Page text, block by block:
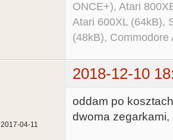
ONCE+), Atari
Atari 600XL (64kB),
(48kB),
2018-12-10
2017-04-11
oddam po
dwoma zegarkami,